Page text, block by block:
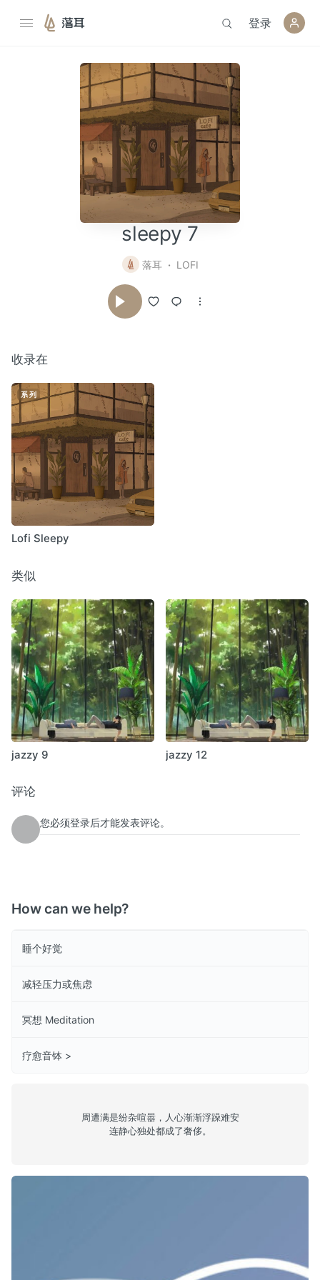
落耳 登录
sleepy 7
落耳 LOFI
收录在
系列
Lofi Sleepy
类似
jazzy 9 jazzy 12
评论
您必须登录后才能发表评论。
How can we help?
睡个好觉
减轻压力或焦虑
冥想 Meditation
疗愈音钵 >
周遭满是纷杂喧嚣，人心渐渐浮躁难安
连静心独处都成了奢侈。